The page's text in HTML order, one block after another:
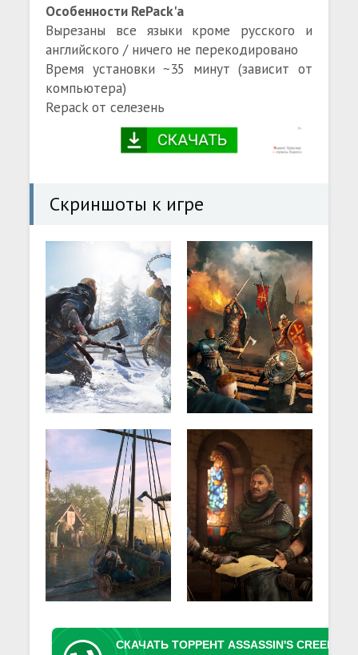
Особенности RePack'а
Вырезаны все языки кроме русского и
английского / ничего не перекодировано
Время установки ~35 минут (зависит от
компьютера)
Repack от селезень
Скриншоты к игре